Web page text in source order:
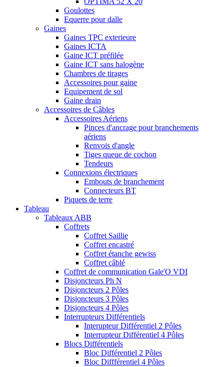
Goulottes
Equerre pour dalle
Gaines
Gaines TPC exterieure
Gaines ICTA
Gaine ICT préfilée
Gaine ICT sans halogène
Chambres de tirages
Accessoires pour gaine
Equipement de sol
Gaine drain
Accessoires de Câbles
Accessoires Aériens
Pinces d'ancrage pour branchements
aériens
Renvois d'angle
Tiges queue de cochon
Tendeurs
Connexions électriques
Embouts de branchement
Connecteurs BT
Piquets de terre
Tableau
Tableaux ABB
Coffrets
Coffret Saillie
Coffret encastré
Coffret étanche gewiss
Coffret câblé
Coffret de communication Gale'O VDI
Disjoncteurs Ph N
Disjoncteurs 2 Pôles
Disjoncteurs 3 Pôles
Disjoncteurs 4 Pôles
Interrupteurs Différentiels
Interupteur Différentiel 2 Pôles
Interrupteur Différentiel 4 Pôles
Blocs Différentiels
Bloc Différentiel 2 Pôles
Bloc Diffférentiel 4 Pôles